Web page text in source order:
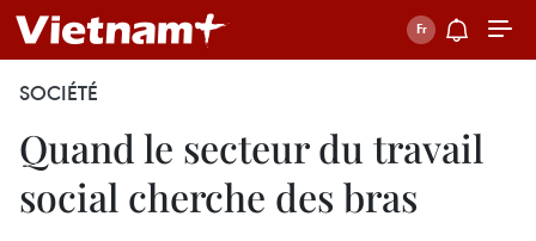
SOCIÉTÉ
Quand le secteur du travail
social cherche des bras